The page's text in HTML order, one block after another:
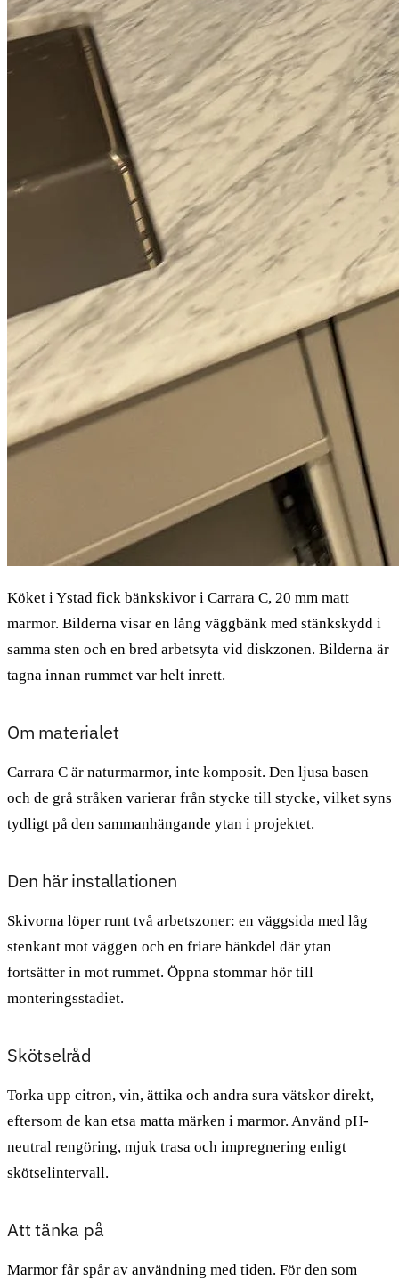
Köket i Ystad fick bänkskivor i Carrara C, 20 mm matt
marmor. Bilderna visar en lång väggbänk med stänkskydd i
samma sten och en bred arbetsyta vid diskzonen. Bilderna är
tagna innan rummet var helt inrett.
Om materialet
Carrara C är naturmarmor, inte komposit. Den ljusa basen
och de grå stråken varierar från stycke till stycke, vilket syns
tydligt på den sammanhängande ytan i projektet.
Den här installationen
Skivorna löper runt två arbetszoner: en väggsida med låg
stenkant mot väggen och en friare bänkdel där ytan
fortsätter in mot rummet. Öppna stommar hör till
monteringsstadiet.
Skötselråd
Torka upp citron, vin, ättika och andra sura vätskor direkt,
eftersom de kan etsa matta märken i marmor. Använd pH-
neutral rengöring, mjuk trasa och impregnering enligt
skötselintervall.
Att tänka på
Marmor får spår av användning med tiden. För den som